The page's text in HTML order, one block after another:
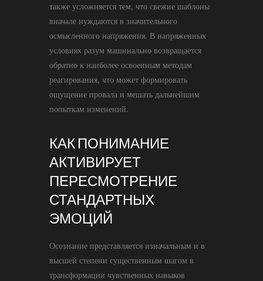
также усложняется тем, что свежие шаблоны
вначале нуждаются в значительного
осмысленного напряжения. В напряженных
условиях разум машинально возвращается
обратно к наиболее освоенным методам
реагирования, что может формировать
ощущение провала и мешать дальнейшим
попыткам изменений.
КАК ПОНИМАНИЕ
АКТИВИРУЕТ
ПЕРЕСМОТРЕНИЕ
СТАНДАРТНЫХ
ЭМОЦИЙ
Осознание представляется изначальным и в
высшей степени существенным шагом в
трансформации чувственных навыков